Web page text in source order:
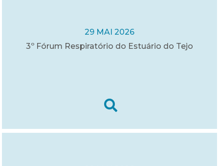
29 MAI 2026
3º Fórum Respiratório do Estuário do Tejo